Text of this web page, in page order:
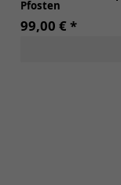
Pfosten
99,00 € *